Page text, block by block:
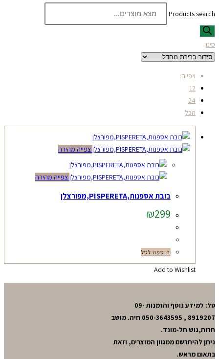
Products search
סינון
צפייה:
12
24
הכל
צפייה מהירה
צפייה מהירה
בובת אספנות,PISPERETA,מפורצלן
₪299
הוספה לסל
Add to Wishlist
טל: למידע נוסף והזמנות 09-
8919207 , 050-3643595 חיה. מושב
חרות,גוש תל-מונד.
ניתן להיתרשם ממגוון המוצרים, וזאת
בתאום מראש.